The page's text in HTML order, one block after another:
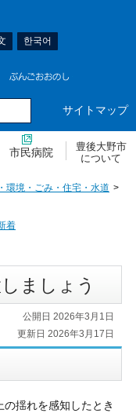
한국어
サイトマップ
市民病院
豊後大野市
について
環境・ごみ・住宅・水道
着
ましょう
公開日 2026年3月1日
更新日 2026年3月17日
揺れを感知したとき